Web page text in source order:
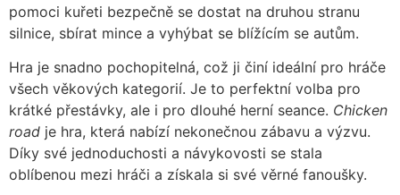
pomoci kuřeti bezpečně se dostat na druhou stranu
silnice, sbírat mince a vyhýbat se blížícím se autům.
Hra je snadno pochopitelná, což ji činí ideální pro hráče
všech věkových kategorií. Je to perfektní volba pro
krátké přestávky, ale i pro dlouhé herní seance. Chicken
road je hra, která nabízí nekonečnou zábavu a výzvu.
Díky své jednoduchosti a návykovosti se stala
oblíbenou mezi hráči a získala si své věrné fanoušky.